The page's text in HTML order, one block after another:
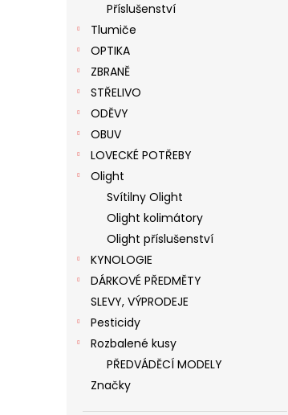
Příslušenství
Tlumiče
OPTIKA
ZBRANĚ
STŘELIVO
ODĚVY
OBUV
LOVECKÉ POTŘEBY
Olight
Svítilny Olight
Olight kolimátory
Olight příslušenství
KYNOLOGIE
DÁRKOVÉ PŘEDMĚTY
SLEVY, VÝPRODEJE
Pesticidy
Rozbalené kusy
PŘEDVÁDĚCÍ MODELY
Značky